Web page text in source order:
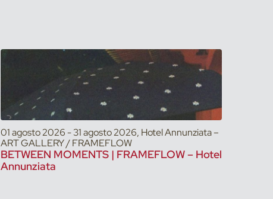
01 agosto 2026 - 31 agosto 2026, Hotel Annunziata –
ART GALLERY / FRAMEFLOW
BETWEEN MOMENTS | FRAMEFLOW – Hotel
Annunziata